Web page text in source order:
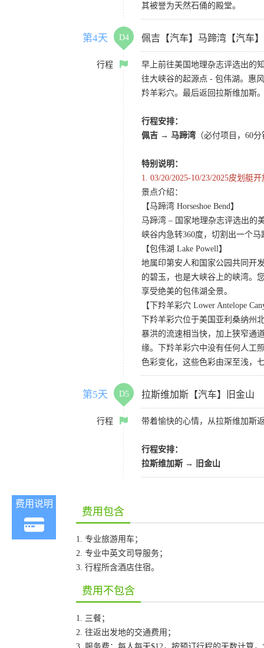
其被誉为天然石俑的殿堂。
第4天 D4 佩吉【汽车】马蹄湾【汽车
行程
早上前往美国地理杂志评选出的
往大峡谷的起源点 - 包伟湖。惠
羚羊彩穴。最后返回拉斯维加斯
行程安排：
佩吉 → 马蹄湾 （必付项目，60
特别说明：
1. 03/20/2025-10/23/2025皮划艇
景点介绍：
【马蹄湾 Horseshoe Bend】
马蹄湾 – 国家地理杂志评选出的
峡谷内急转360度，切割出一个
【包伟湖 Lake Powell】
地属印第安人和国家公园共同开
的碧玉，也是大峡谷上的峡湾。
享受绝美的包伟湖全景。
【下羚羊彩穴 Lower Antelope
下羚羊彩穴位于美国亚利桑纳
暴洪的流速相当快，加上狭窄通
缘。下羚羊彩穴中没有任何人工
色彩变化，这些色彩由深至浅，
第5天 D5 拉斯维加斯【汽车】旧金山
行程 带着愉快的心情，从拉斯维加斯
行程安排：
拉斯维加斯 → 旧金山
费用说明
费用包含
1. 专业旅游用车；
2. 专业中英文司导服务；
3. 行程所含酒店住宿。
费用不包含
1. 三餐；
2. 往返出发地的交通费用；